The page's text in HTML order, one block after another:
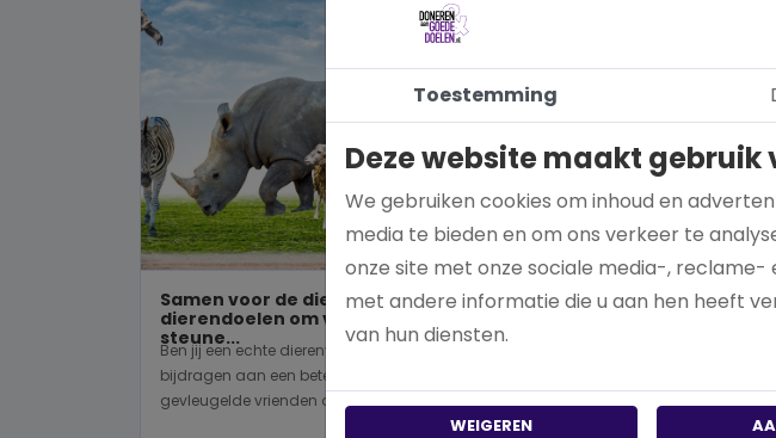
Samen voor de dieren: De mooiste
dierendoelen om vandaag nog te
steune...
Ben jij een echte dierenvriend en wil je graag
bijdragen aan een betere wereld voor viervoeters,
gevleugelde vrienden of wild...
Hoe kies je een
Toestemming
Deze website maakt gebruik
We gebruiken cookies om inhoud en
media te bieden en om ons verkeer te
onze site met onze sociale media-,
met andere informatie die u aan hen heeft
van hun diensten.
WEIGEREN